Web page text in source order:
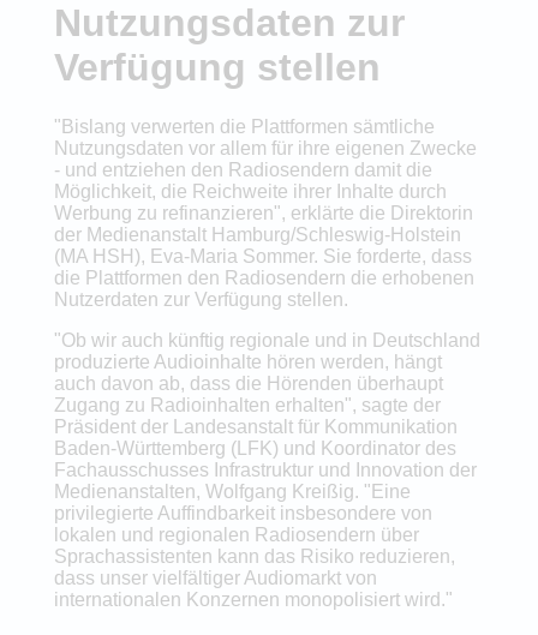
Nutzungsdaten zur
Verfügung stellen
"Bislang verwerten die Plattformen sämtliche
Nutzungsdaten vor allem für ihre eigenen Zwecke
- und entziehen den Radiosendern damit die
Möglichkeit, die Reichweite ihrer Inhalte durch
Werbung zu refinanzieren", erklärte die Direktorin
der Medienanstalt Hamburg/Schleswig-Holstein
(MA HSH), Eva-Maria Sommer. Sie forderte, dass
die Plattformen den Radiosendern die erhobenen
Nutzerdaten zur Verfügung stellen.
"Ob wir auch künftig regionale und in Deutschland
produzierte Audioinhalte hören werden, hängt
auch davon ab, dass die Hörenden überhaupt
Zugang zu Radioinhalten erhalten", sagte der
Präsident der Landesanstalt für Kommunikation
Baden-Württemberg (LFK) und Koordinator des
Fachausschusses Infrastruktur und Innovation der
Medienanstalten, Wolfgang Kreißig. "Eine
privilegierte Auffindbarkeit insbesondere von
lokalen und regionalen Radiosendern über
Sprachassistenten kann das Risiko reduzieren,
dass unser vielfältiger Audiomarkt von
internationalen Konzernen monopolisiert wird."